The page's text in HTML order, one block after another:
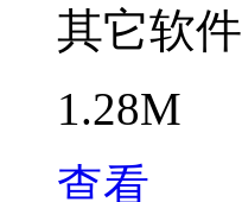
其它软件
1.28M
查看